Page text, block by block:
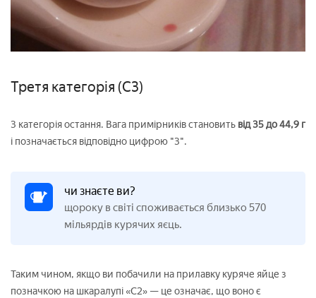
Третя категорія (С3)
3 категорія остання. Вага примірників становить від 35 до 44,9 г
і позначається відповідно цифрою "3".
чи знаєте ви?
щороку в світі споживається близько 570
мільярдів курячих яєць.
Таким чином, якщо ви побачили на прилавку куряче яйце з
позначкою на шкаралупі «С2» — це означає, що воно є